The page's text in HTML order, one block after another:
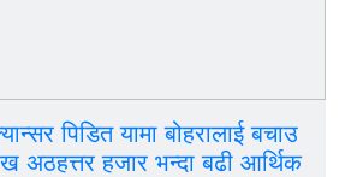
पिडित यामा बोहरालाई बचाउ
अठहत्तर हजार भन्दा बढी आर्थिक